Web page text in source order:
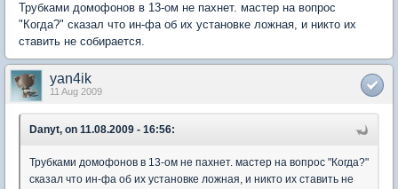
Трубками домофонов в 13-ом не пахнет. мастер на вопрос
"Когда?" сказал что ин-фа об их установке ложная, и никто их
ставить не собирается.
yan4ik
11 Aug 2009
Danyt, on 11.08.2009 - 16:56:
Трубками домофонов в 13-ом не пахнет. мастер на вопрос "Когда?"
сказал что ин-фа об их установке ложная, и никто их ставить не